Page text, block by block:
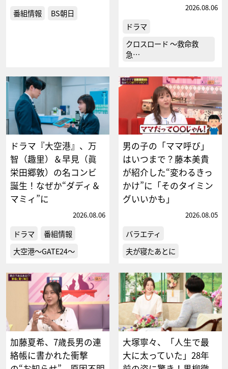
番組情報 BS朝日
2026.08.06
ドラマ
クロスロード ～救命救
急…
ドラマ『大空港』、万
智（趣里）＆早見（眞
栄田郷敦）の名コンビ
誕生！なぜか“ダディ＆
マミィ”に
2026.08.06
ドラマ
番組情報
大空港～GATE24～
男の子の「ママ呼び」
はいつまで？藤本美貴
が紹介した“変わるきっ
かけ”に「そのタイミン
グいいかも」
2026.08.05
バラエティ
夫が寝たあとに
加藤夏希、7歳長男の連
絡帳に書かれた衝撃
大塚寧々、「人生で最
大に太っていた」28年